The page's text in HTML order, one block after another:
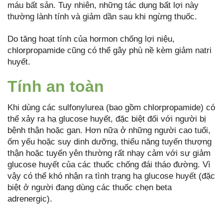
máu bất sản. Tuy nhiên, những tác dụng bất lợi này
thường lành tính và giảm dần sau khi ngừng thuốc.
Do tăng hoạt tính của hormon chống lợi niệu,
chlorpropamide cũng có thể gây phù nề kèm giảm natri
huyết.
Tính an toàn
Khi dùng các sulfonylurea (bao gồm chlorpropamide) có
thể xảy ra hạ glucose huyết, đặc biệt đối với người bị
bệnh thận hoặc gan. Hơn nữa ở những người cao tuổi,
ốm yếu hoặc suy dinh dưỡng, thiểu năng tuyến thượng
thận hoặc tuyến yên thường rất nhạy cảm với sự giảm
glucose huyết của các thuốc chống đái tháo đường. Vì
vậy có thể khó nhận ra tình trạng hạ glucose huyết (đặc
biệt ở người đang dùng các thuốc chẹn beta
adrenergic).